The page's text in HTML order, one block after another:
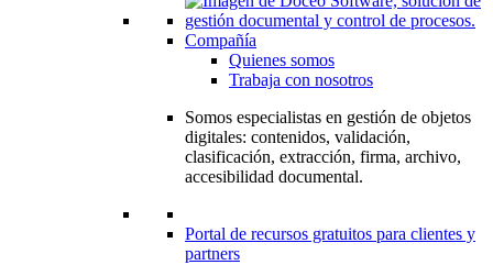
Compañía
Quienes somos
Trabaja con nosotros
Somos especialistas en gestión de objetos
digitales: contenidos, validación,
clasificación, extracción, firma, archivo,
accesibilidad documental.
Portal de recursos gratuitos para clientes y
partners